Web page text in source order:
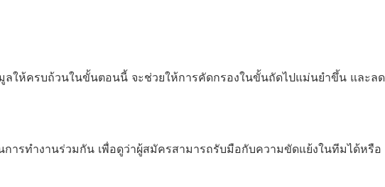
ลให้ครบถ้วนในขั้นตอนนี้ จะช่วยให้การคัดกรองในขั้นถัดไปแม่นยำขึ้น และลด
รทำงานร่วมกัน เพื่อดูว่าผู้สมัครสามารถรับมือกับความขัดแย้งในทีมได้หรือ